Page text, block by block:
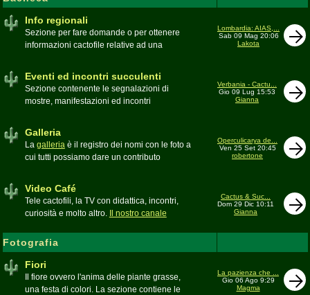
Info regionali
Sezione per fare domande o per ottenere
informazioni cactofile relative ad una
Lombardia: AIAS,...
Sab 09 Mag 20:06
Lakota
Eventi ed incontri succulenti
Sezione contenente le segnalazioni di
mostre, manifestazioni ed incontri
Verbania - Cactu...
Gio 09 Lug 15:53
Gianna
Galleria
La galleriaè il registro dei nomi con le foto a
cui tutti possiamo dare un contributo
spazio discutiamo SOLO di errori,
inesattezze, idee e altro inerenti l'argomento
Operculicarya de...
Ven 25 Set 20:45
robertone
Video Café
Tele cactofili, la TV con didattica, incontri,
curiosità e molto altro.
Il nostro canale
Cactus & Suc...
Dom 29 Dic 10:11
Gianna
Fotografia
Fiori
Il fiore ovvero l'anima delle piante grasse,
una festa di colori. La sezione contiene le
La pazienza che ...
Gio 06 Ago 9:29
Magma